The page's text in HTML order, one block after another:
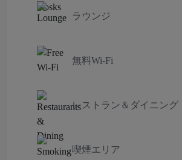
ラウンジ
無料Wi-Fi
レストラン＆ダイニング
喫煙エリア